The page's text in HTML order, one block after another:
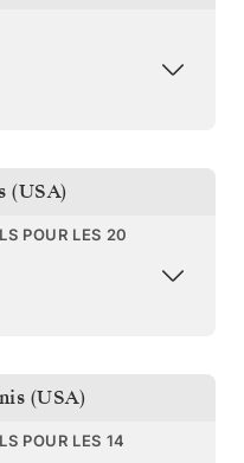
(USA)
POUR LES 20
(USA)
POUR LES 14